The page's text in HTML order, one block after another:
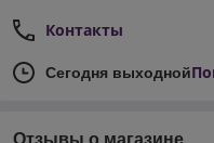
Контакты
Сегодня выходной
Отзывы о магазине